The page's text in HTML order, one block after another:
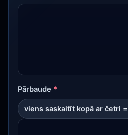
Pārbaude *
viens saskaitīt kopā ar četri =